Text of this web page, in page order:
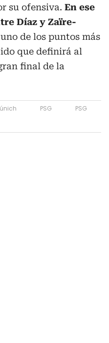
su ofensiva. En ese
Díaz y Zaïre-
de los puntos más
que definirá al
final de la
PSG
PSG